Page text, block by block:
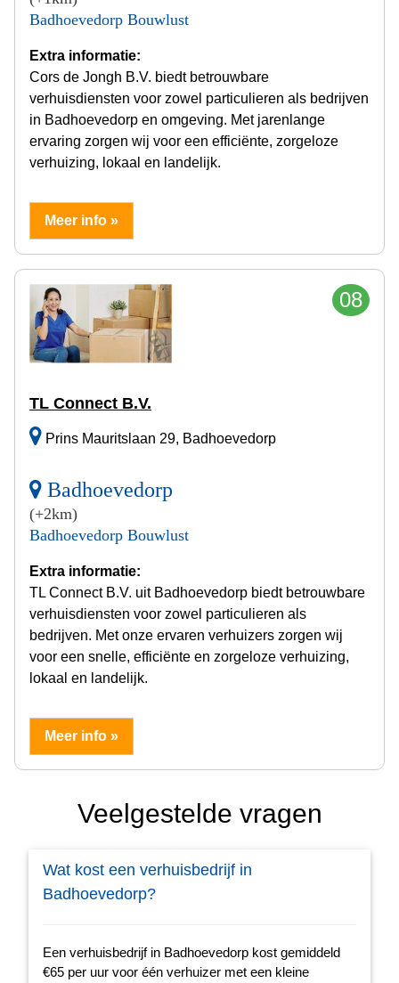
Badhoevedorp Bouwlust
Extra informatie:
Cors de Jongh B.V. biedt betrouwbare
verhuisdiensten voor zowel particulieren als bedrijven
in Badhoevedorp en omgeving. Met jarenlange
ervaring zorgen wij voor een efficiënte, zorgeloze
verhuizing, lokaal en landelijk.
Meer info »
08
TL Connect B.V.
Prins Mauritslaan 29, Badhoevedorp
Badhoevedorp
(+2km)
Badhoevedorp Bouwlust
Extra informatie:
TL Connect B.V. uit Badhoevedorp biedt betrouwbare
verhuisdiensten voor zowel particulieren als
bedrijven. Met onze ervaren verhuizers zorgen wij
voor een snelle, efficiënte en zorgeloze verhuizing,
lokaal en landelijk.
Meer info »
Veelgestelde vragen
Wat kost een verhuisbedrijf in
Badhoevedorp?
Een verhuisbedrijf in Badhoevedorp kost gemiddeld
€65 per uur voor één verhuizer met een kleine